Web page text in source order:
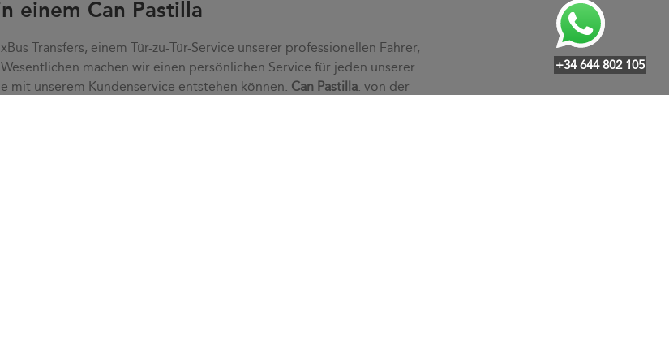
+34 644 802 105
einem Can Pastilla
Transfers, einem Tür-zu-Tür-Service unserer professionellen Fahrer,
machen wir einen persönlichen Service für jeden unserer
mit unserem Kundenservice entstehen können. Can Pastilla. von der